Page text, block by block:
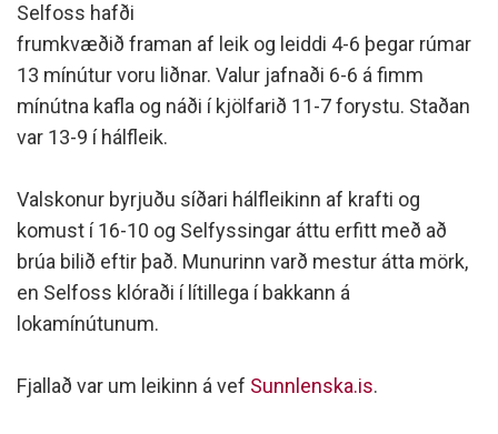
Selfoss hafði
frumkvæðið framan af leik og leiddi 4-6 þegar rúmar
13 mínútur voru liðnar. Valur jafnaði 6-6 á fimm
mínútna kafla og náði í kjölfarið 11-7 forystu. Staðan
var 13-9 í hálfleik.
Valskonur byrjuðu síðari hálfleikinn af krafti og
komust í 16-10 og Selfyssingar áttu erfitt með að
brúa bilið eftir það. Munurinn varð mestur átta mörk,
en Selfoss klóraði í lítillega í bakkann á
lokamínútunum.
Fjallað var um leikinn á vef Sunnlenska.is.